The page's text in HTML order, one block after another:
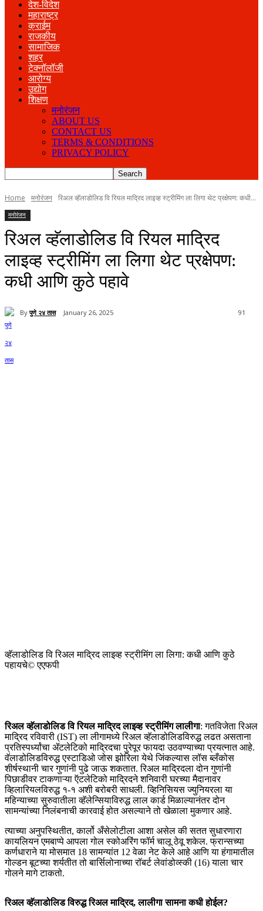
देश-विदेश
महाराष्ट्र
क्राईम
राजकीय
सामाजिक
शहर
टेक्नॉलॉजी
आरोग्य
उद्योग
शिक्षण
मनोरंजन
ABOUT US
CONTACT US
TERMS & CONDITIONS
PRIVACY POLICY
Home मनोरंजन रिअल व्हॅलाडोलिड वि रियल माद्रिद लाइव्ह स्ट्रीमिंग ला लिगा थेट प्रक्षेपण: कधी...
मनोरंजन
रिअल व्हॅलाडोलिड वि रियल माद्रिद
लाइव्ह स्ट्रीमिंग ला लिगा थेट प्रक्षेपण:
कधी आणि कुठे पहावे
By पुणे २४ तास January 26, 2025 91
व्हॅलाडोलिड वि रिअल माद्रिद लाइव्ह स्ट्रीमिंग ला लिगा: कधी आणि कुठे
पहायचे© एएफपी
रिअल व्हॅलाडोलिड वि रियल माद्रिद लाइव्ह स्ट्रीमिंग लालीगा: गतविजेता रिअल
माद्रिद रविवारी (IST) ला लीगामध्ये रिअल व्हॅलाडोलिडविरुद्ध लढत असताना
प्रतिस्पर्ध्यांचा ॲटलेटिको माद्रिदचा पुरेपूर फायदा उठवण्याच्या प्रयत्नात आहे.
वॅलाडोलिडविरुद्ध एस्टाडिओ जोस झोरिला येथे जिंकल्यास लॉस ब्लँकोस
शीर्षस्थानी चार गुणांनी पुढे जाऊ शकतात. रिअल माद्रिदला दोन गुणांनी
पिछाडीवर टाकणाऱ्या ऍटलेटिको माद्रिदने शनिवारी घरच्या मैदानावर
व्हिलारियलविरुद्ध १-१ अशी बरोबरी साधली. व्हिनिसियस ज्युनियरला या
महिन्याच्या सुरुवातीला व्हॅलेन्सियाविरुद्ध लाल कार्ड मिळाल्यानंतर दोन
सामन्यांच्या निलंबनाची कारवाई होत असल्याने तो खेळाला मुकणार आहे.
त्याच्या अनुपस्थितीत, कार्लो अँसेलोटीला आशा असेल की सतत सुधारणारा
कायलियन एमबाप्पे आपला गोल स्कोअरिंग फॉर्म चालू ठेवू शकेल. फ्रान्सच्या
कर्णधाराने या मोसमात 18 सामन्यांत 12 वेळा नेट केले आहे आणि या हंगामातील
गोल्डन बूटच्या शर्यतीत तो बार्सिलोनाच्या रॉबर्ट लेवांडोव्स्की (16) याला चार
गोलने मागे टाकतो.
रिअल व्हॅलाडोलिड विरुद्ध रिअल माद्रिद, लालीगा सामना कधी होईल?